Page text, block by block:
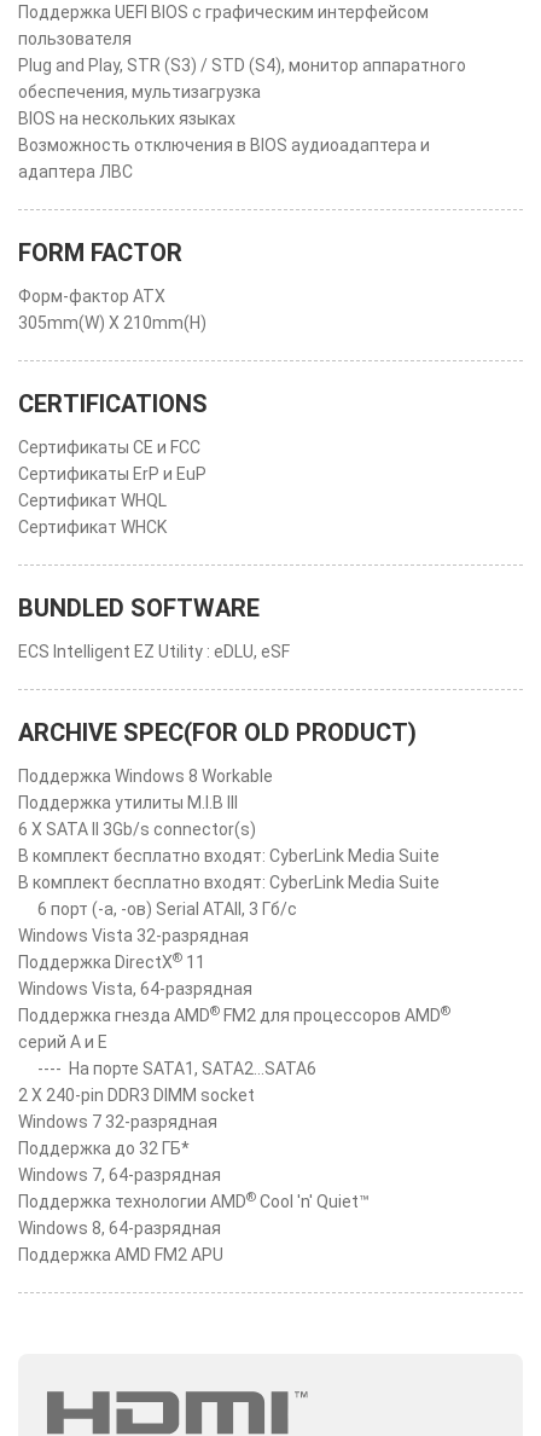
Поддержка UEFI BIOS с графическим интерфейсом
пользователя
Plug and Play, STR (S3) / STD (S4), монитор аппаратного
обеспечения, мультизагрузка
BIOS на нескольких языках
Возможность отключения в BIOS аудиоадаптера и
адаптера ЛВС
FORM FACTOR
Форм-фактор ATX
305mm(W) X 210mm(H)
CERTIFICATIONS
Сертификаты CE и FCC
Сертификаты ErP и EuP
Сертификат WHQL
Сертификат WHCK
BUNDLED SOFTWARE
ECS Intelligent EZ Utility : eDLU, eSF
ARCHIVE SPEC(FOR OLD PRODUCT)
Поддержка Windows 8 Workable
Поддержка утилиты M.I.B III
6 X SATA II 3Gb/s connector(s)
В комплект бесплатно входят: CyberLink Media Suite
В комплект бесплатно входят: CyberLink Media Suite
6 порт (-а, -ов) Serial ATAII, 3 Гб/с
Windows Vista 32-разрядная
Поддержка DirectX® 11
Windows Vista, 64-разрядная
Поддержка гнезда AMD® FM2 для процессоров AMD®
серий A и E
---- На порте SATA1, SATA2...SATA6
2 X 240-pin DDR3 DIMM socket
Windows 7 32-разрядная
Поддержка до 32 ГБ*
Windows 7, 64-разрядная
Поддержка технологии AMD® Cool 'n' Quiet™
Windows 8, 64-разрядная
Поддержка AMD FM2 APU